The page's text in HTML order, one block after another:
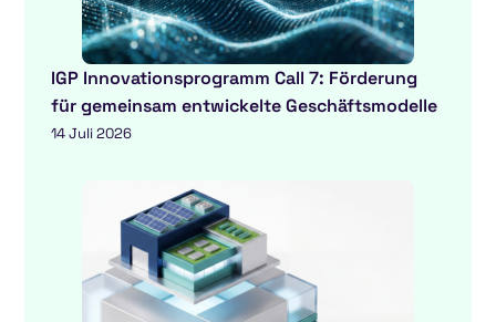
IGP Innovationsprogramm Call 7: Förderung
für gemeinsam entwickelte Geschäftsmodelle
14 Juli 2026